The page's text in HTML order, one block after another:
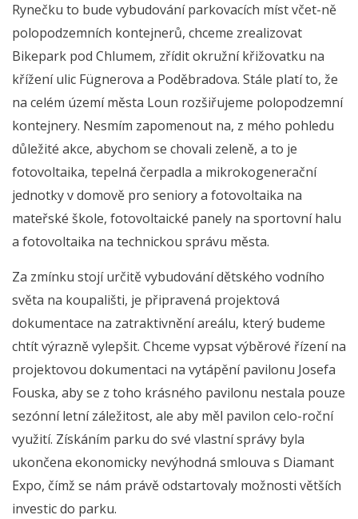
Rynečku to bude vybudování parkovacích míst včet-ně
polopodzemních kontejnerů, chceme zrealizovat
Bikepark pod Chlumem, zřídit okružní křižovatku na
křížení ulic Fügnerova a Poděbradova. Stále platí to, že
na celém území města Loun rozšiřujeme polopodzemní
kontejnery. Nesmím zapomenout na, z mého pohledu
důležité akce, abychom se chovali zeleně, a to je
fotovoltaika, tepelná čerpadla a mikrokogenerační
jednotky v domově pro seniory a fotovoltaika na
mateřské škole, fotovoltaické panely na sportovní halu
a fotovoltaika na technickou správu města.
Za zmínku stojí určitě vybudování dětského vodního
světa na koupališti, je připravená projektová
dokumentace na zatraktivnění areálu, který budeme
chtít výrazně vylepšit. Chceme vypsat výběrové řízení na
projektovou dokumentaci na vytápění pavilonu Josefa
Fouska, aby se z toho krásného pavilonu nestala pouze
sezónní letní záležitost, ale aby měl pavilon celo-roční
využití. Získáním parku do své vlastní správy byla
ukončena ekonomicky nevýhodná smlouva s Diamant
Expo, čímž se nám právě odstartovaly možnosti větších
investic do parku.